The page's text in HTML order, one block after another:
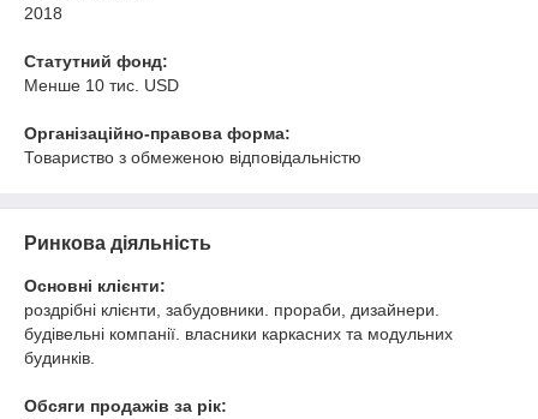
2018
Статутний фонд:
Менше 10 тис. USD
Організаційно-правова форма:
Товариство з обмеженою відповідальністю
Ринкова діяльність
Основні клієнти:
роздрібні клієнти, забудовники. прораби, дизайнери.
будівельні компанії. власники каркасних та модульних
будинків.
Обсяги продажів за рік: